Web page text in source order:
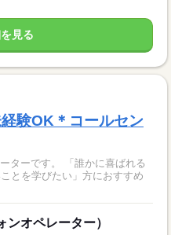
見る
験OK＊コールセン
ターです。 「誰かに喜ばれる
とを学びたい」方におすすめ
ンオペレーター）